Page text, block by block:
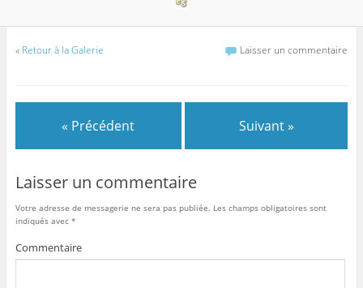
« Retour à la Galerie Laisser un commentaire
« Précédent Suivant »
Laisser un commentaire
Votre adresse de messagerie ne sera pas publiée. Les champs obligatoires sont
indiqués avec *
Commentaire